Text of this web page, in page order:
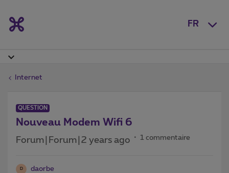
FR
Internet
QUESTION
Nouveau Modem Wifi 6
Forum|Forum|2 years ago 1 commentaire
D daorbe